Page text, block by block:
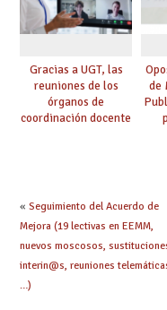
Gracias a UGT, las
reuniones de los
órganos de
coordinación docente
centro
de
« Seguimiento del Acuerdo de
Mejora (19 lectivas en EEMM,
nuevos moscosos,
interin@s, reuniones
…)